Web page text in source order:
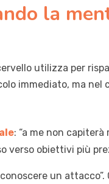
la
utilizza per
immediato, ma nel
: “a me non
verso obiettivi più
un